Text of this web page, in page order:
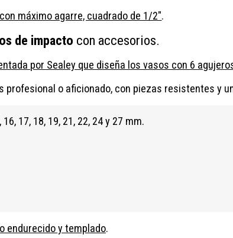
máximo agarre, cuadrado de 1/2".
de impacto con accesorios.
por Sealey que diseña los vasos con 6
profesional o aficionado, con piezas resistentes y
17, 18, 19, 21, 22, 24 y 27 mm.
endurecido y templado.